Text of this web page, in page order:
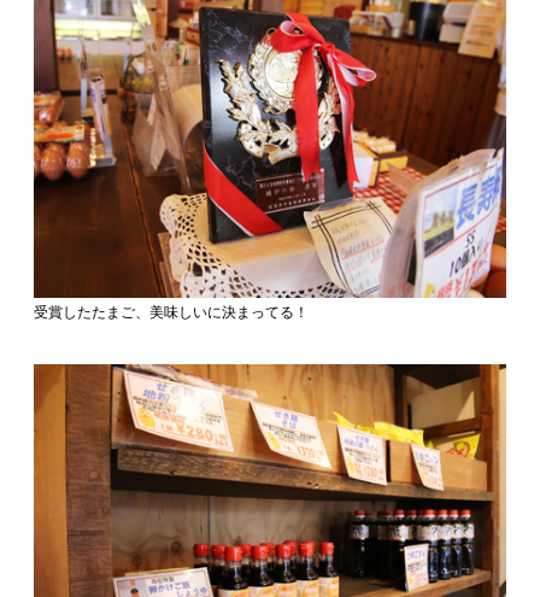
受賞したたまご、美味しいに決まってる！